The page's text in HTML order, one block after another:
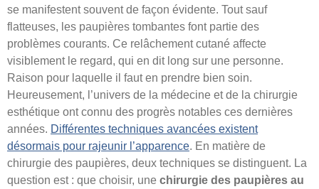
se manifestent souvent de façon évidente. Tout sauf
flatteuses, les paupières tombantes font partie des
problèmes courants. Ce relâchement cutané affecte
visiblement le regard, qui en dit long sur une personne.
Raison pour laquelle il faut en prendre bien soin.
Heureusement, l’univers de la médecine et de la chirurgie
esthétique ont connu des progrès notables ces dernières
années. Différentes techniques avancées existent
désormais pour rajeunir l’apparence. En matière de
chirurgie des paupières, deux techniques se distinguent. La
question est : que choisir, une chirurgie des paupières au